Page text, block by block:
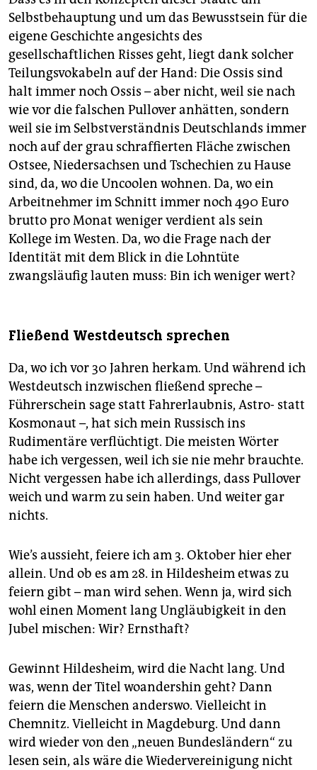
Selbstbehauptung und um das Bewusstsein für die
eigene Geschichte angesichts des
gesellschaftlichen Risses geht, liegt dank solcher
Teilungs­vokabeln auf der Hand: Die Ossis sind
halt immer noch Ossis – aber nicht, weil sie nach
wie vor die falschen Pullover anhätten, sondern
weil sie im Selbstverständnis Deutschlands immer
noch auf der grau schraffierten Fläche zwischen
Ostsee, Niedersachsen und Tschechien zu Hause
sind, da, wo die Uncoolen wohnen. Da, wo ein
Arbeitnehmer im Schnitt immer noch 490 Euro
brutto pro Monat weniger verdient als sein
Kollege im Westen. Da, wo die Frage nach der
Identität mit dem Blick in die Lohntüte
zwangsläufig lauten muss: Bin ich weniger wert?
Fließend Westdeutsch sprechen
Da, wo ich vor 30 Jahren herkam. Und während ich
Westdeutsch inzwischen fließend spreche –
Führerschein sage statt Fahrerlaubnis, Astro- statt
Kosmonaut –, hat sich mein Russisch ins
Rudimentäre verflüchtigt. Die meisten Wörter
habe ich vergessen, weil ich sie nie mehr brauchte.
Nicht vergessen habe ich allerdings, dass Pullover
weich und warm zu sein haben. Und weiter gar
nichts.
Wie’s aussieht, feiere ich am 3. Oktober hier eher
allein. Und ob es am 28. in Hildesheim etwas zu
feiern gibt – man wird sehen. Wenn ja, wird sich
wohl einen Moment lang Ungläubigkeit in den
Jubel mischen: Wir? Ernsthaft?
Gewinnt Hildesheim, wird die Nacht lang. Und
was, wenn der Titel woandershin geht? Dann
feiern die Menschen anderswo. Vielleicht in
Chemnitz. Vielleicht in Magdeburg. Und dann
wird wieder von den „neuen Bundesländern“ zu
lesen sein, als wäre die Wiedervereinigung nicht